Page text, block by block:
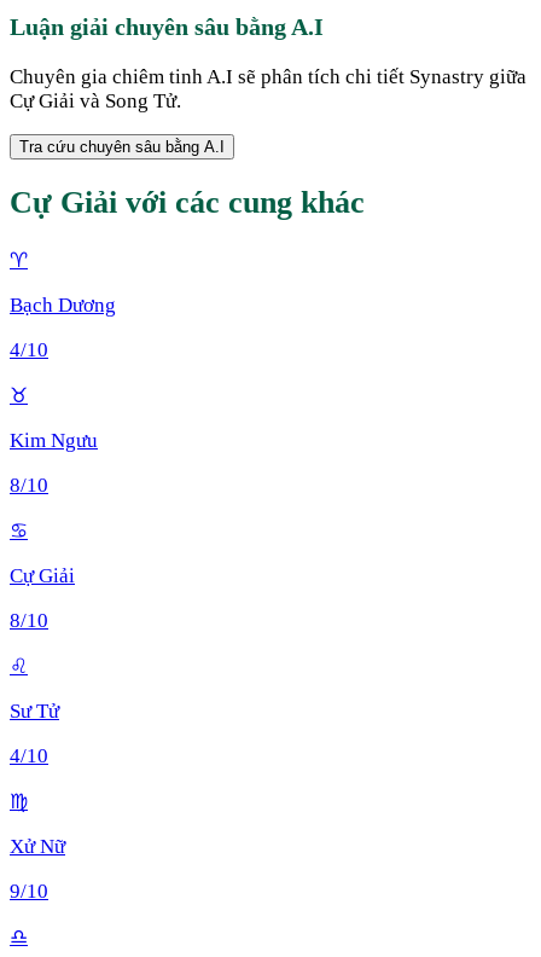
Luận giải chuyên sâu bằng A.I
Chuyên gia chiêm tinh A.I sẽ phân tích chi tiết Synastry giữa
Cự Giải và Song Tử.
Tra cứu chuyên sâu bằng A.I
Cự Giải với các cung khác
♈
Bạch Dương
4/10
♉
Kim Ngưu
8/10
♋
Cự Giải
8/10
♌
Sư Tử
4/10
♍
Xử Nữ
9/10
♎